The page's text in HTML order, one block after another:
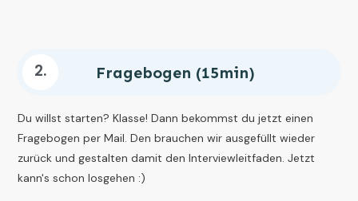
2. Fragebogen (15min)
Du willst starten? Klasse! Dann bekommst du jetzt einen
Fragebogen per Mail. Den brauchen wir ausgefüllt wieder
zurück und gestalten damit den Interviewleitfaden. Jetzt
kann's schon losgehen :)